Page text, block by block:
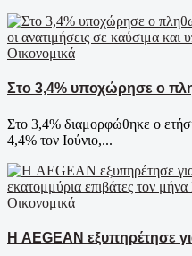
Οικονομικά
Στο 3,4% υποχώρησε ο
Στο 3,4% διαμορφώθηκε ο
4,4% τον Ιούνιο,...
Οικονομικά
Η AEGEAN εξυπηρέτησε